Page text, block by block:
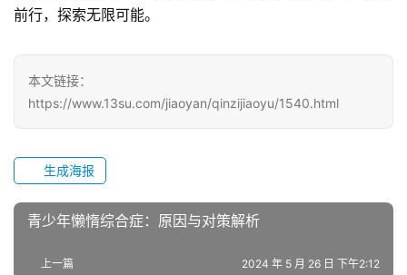
国
青
少
专
题
前行，探索无限可能。
本文链接：
https://www.13su.com/jiaoyan/qinzijiaoyu/1540.html
生成海报
青少年懒惰综合症：原因与对策解析
上一篇 2024 年 5 月 26 日 下午2:12